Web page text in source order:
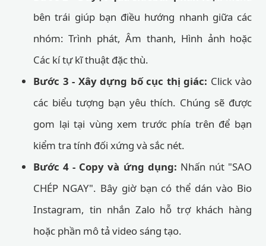
bên trái giúp bạn điều hướng nhanh giữa các
nhóm: Trình phát, Âm thanh, Hình ảnh hoặc
Các kí tự kĩ thuật đặc thù.
Bước 3 - Xây dựng bố cục thị giác: Click vào
các biểu tượng bạn yêu thích. Chúng sẽ được
gom lại tại vùng xem trước phía trên để bạn
kiểm tra tính đối xứng và sắc nét.
Bước 4 - Copy và ứng dụng: Nhấn nút "SAO
CHÉP NGAY". Bây giờ bạn có thể dán vào Bio
Instagram, tin nhắn Zalo hỗ trợ khách hàng
hoặc phần mô tả video sáng tạo.